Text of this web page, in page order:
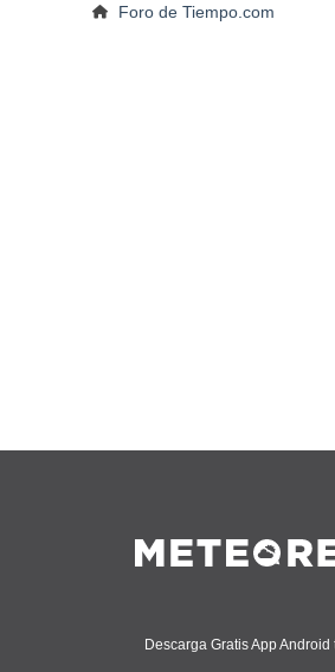
Foro de Tiempo.com
Descarga Gratis App Android